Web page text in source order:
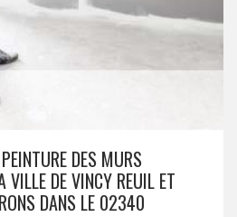
DES MURS
VILLE DE VINCY REUIL ET
DANS LE 02340